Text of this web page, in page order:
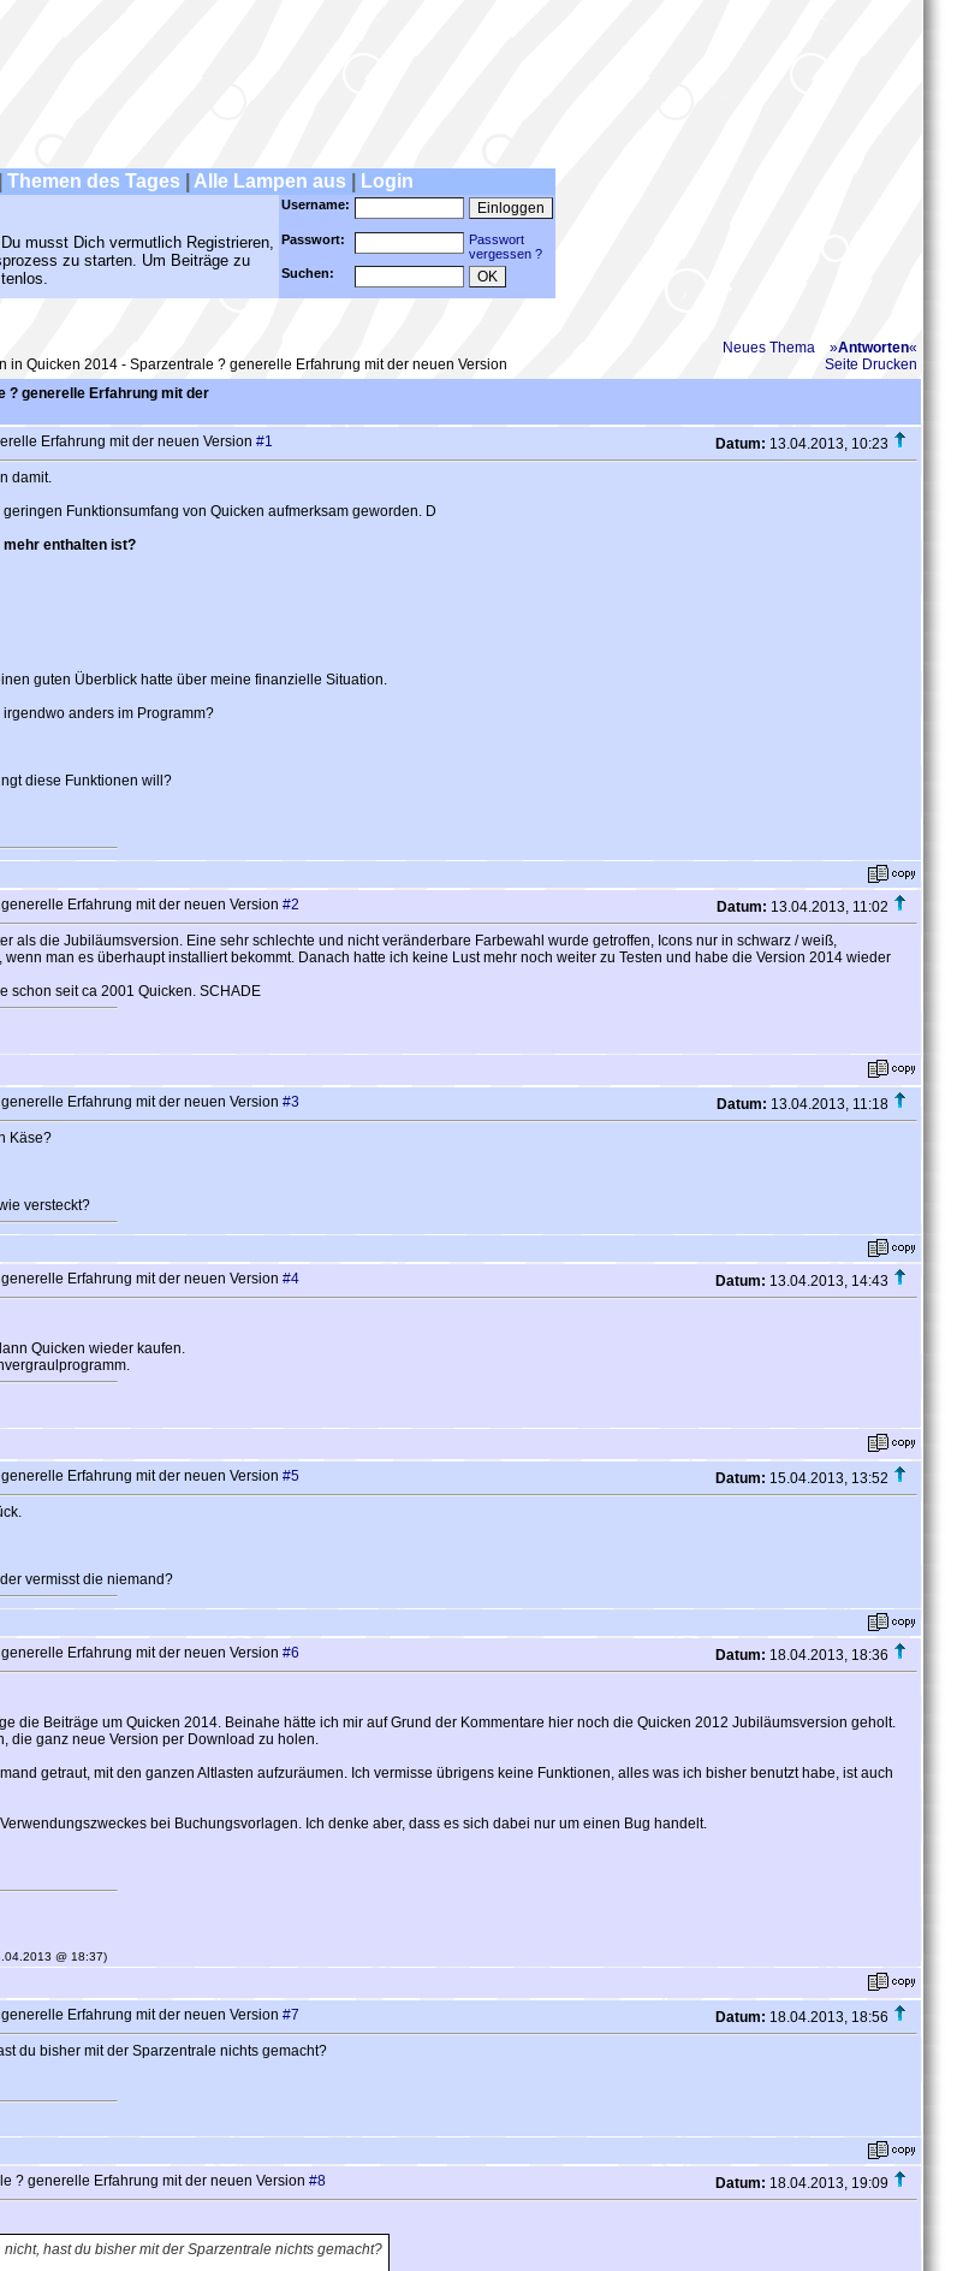
Themen des Tages Alle Lampen aus Login
musst Dich vermutlich Registrieren,
zu starten. Um Beiträge zu
Username:
Passwort:
Passwort
vergessen ?
Suchen:
in Quicken 2014 - Sparzentrale ? generelle Erfahrung mit der neuen Version
Neues Thema »Antworten«
Seite Drucken
? generelle Erfahrung mit der
Erfahrung mit der neuen Version #1 Datum: 13.04.2013, 10:23
damit.
Funktionsumfang von Quicken aufmerksam geworden. D
mehr enthalten ist?
guten Überblick hatte über meine finanzielle Situation.
anders im Programm?
diese Funktionen will?
Erfahrung mit der neuen Version #2 Datum: 13.04.2013, 11:02
als die Jubiläumsversion. Eine sehr schlechte und nicht veränderbare Farbewahl wurde getroffen, Icons nur in schwarz / weiß,
man es überhaupt installiert bekommt. Danach hatte ich keine Lust mehr noch weiter zu Testen und habe die Version 2014 wieder
schon seit ca 2001 Quicken. SCHADE
Erfahrung mit der neuen Version #3 Datum: 13.04.2013, 11:18
Käse?
versteckt?
Erfahrung mit der neuen Version #4 Datum: 13.04.2013, 14:43
Quicken wieder kaufen.
Erfahrung mit der neuen Version #5 Datum: 15.04.2013, 13:52
vermisst die niemand?
Erfahrung mit der neuen Version #6 Datum: 18.04.2013, 18:36
die Beiträge um Quicken 2014. Beinahe hätte ich mir auf Grund der Kommentare hier noch die Quicken 2012 Jubiläumsversion geholt.
die ganz neue Version per Download zu holen.
getraut, mit den ganzen Altlasten aufzuräumen. Ich vermisse übrigens keine Funktionen, alles was ich bisher benutzt habe, ist auch
bei Buchungsvorlagen. Ich denke aber, dass es sich dabei nur um einen Bug handelt.
@ 18:37)
Erfahrung mit der neuen Version #7 Datum: 18.04.2013, 18:56
du bisher mit der Sparzentrale nichts gemacht?
? generelle Erfahrung mit der neuen Version #8 Datum: 18.04.2013, 19:09
hast du bisher mit der Sparzentrale nichts gemacht?